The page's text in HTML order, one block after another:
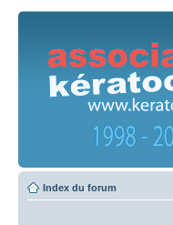
Index du forum